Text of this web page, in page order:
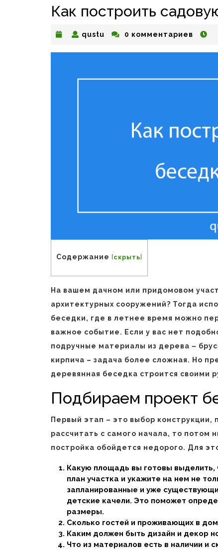
Как построить
qustu qustu0 комментариев
Содержание [скрыть]
На вашем дачном или придомовом
архитектурных сооружений? Тогда
беседки, где в летнее время можно
важное событие. Если у вас нет
подручные материалы из дерева –
кирпича – задача более сложная. Но
деревянная беседка строится своими
Подбираем проект
Первый этап – это выбор
рассчитать с самого начала, то потом
постройка обойдется недорого. Для
Какую площадь вы готовы
план участка и укажите на нем не
запланированные и уже
детские качели. Это поможет
размеры.
Сколько гостей и проживающих в
Каким должен быть дизайн и декор
Что из материалов есть в наличии и